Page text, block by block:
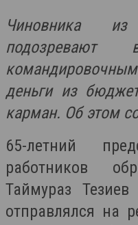
Чиновника
деньги из
карман. Об этом
65-летний
работников
Таймураз
отправлялся на